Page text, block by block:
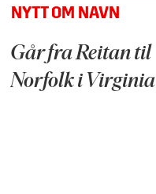
NYTT OM NAVN
Går fra Reitan til
Norfolk i Virginia